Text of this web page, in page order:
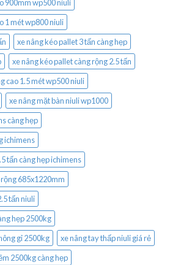
900mm wp500 niuli
1 mét wp800 niuli
xe nâng kéo pallet 3 tấn càng hẹp
xe nâng kéo pallet càng rộng 2.5 tấn
cao 1.5 mét wp500 niuli
xe nâng mặt bàn niuli wp1000
càng hẹp
ichimens
tấn càng hẹp ichimens
685x1220mm
tấn niuli
hẹp 2500kg
gỉ 2500kg
xe nâng tay thấp niuli giá rẻ
2500kg càng hẹp